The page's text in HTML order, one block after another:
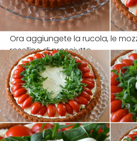
Ora aggiungete la rucola, le
roselline di prosciutto.